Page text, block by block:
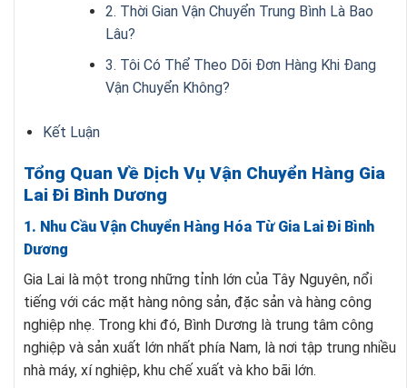
2. Thời Gian Vận Chuyển Trung Bình Là Bao
Lâu?
3. Tôi Có Thể Theo Dõi Đơn Hàng Khi Đang
Vận Chuyển Không?
Kết Luận
Tổng Quan Về Dịch Vụ Vận Chuyển Hàng Gia
Lai Đi Bình Dương
1. Nhu Cầu Vận Chuyển Hàng Hóa Từ Gia Lai Đi Bình
Dương
Gia Lai là một trong những tỉnh lớn của Tây Nguyên, nổi
tiếng với các mặt hàng nông sản, đặc sản và hàng công
nghiệp nhẹ. Trong khi đó, Bình Dương là trung tâm công
nghiệp và sản xuất lớn nhất phía Nam, là nơi tập trung nhiều
nhà máy, xí nghiệp, khu chế xuất và kho bãi lớn.